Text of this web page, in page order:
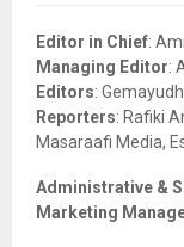
o
r
:
Editor in Chief:
Managing Editor:
Editors:
Reporters: Rafiki
Masaraafi Media,
Administrative &
Marketing